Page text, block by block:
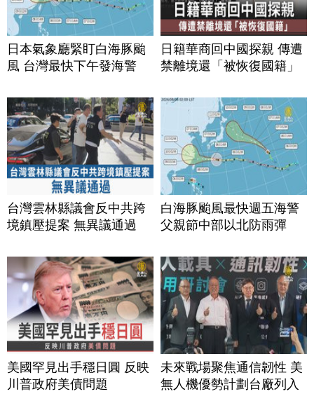
日本氣象廳緊盯白海豚颱
風 台灣最快下午發海警
日籍華商回中國探親 傳遭
禁離境還「被恢復國籍」
台灣雲林縣議會反中共跨
境鎮壓提案 無異議通過
白海豚颱風最快週五海警
父親節中部以北防雨彈
美國罕見出手穩日圓 反映
川普政府美債問題
未來戰場聚焦通信韌性 美
無人機優勢計劃台廠列入